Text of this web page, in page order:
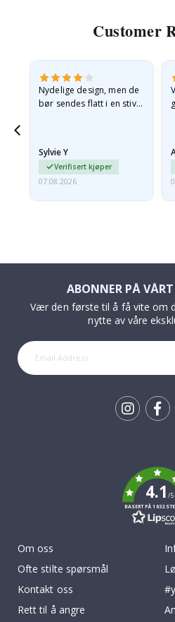
Customer
Nydelige design, men de
bør sendes flatt i en stiv
Sylvie Y
Verifisert kjøper
07.08.2026
ABONNER PÅ
Vær den første til å få vite om
nytte av våre
4.1/5
BASERT PÅ 1032
Om oss
Ofte stilte spørsmål
Kontakt oss
Rett til å angre